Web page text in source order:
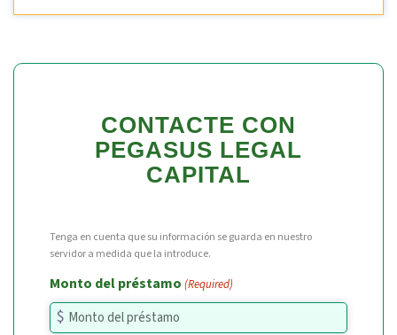
CONTACTE CON
PEGASUS LEGAL
CAPITAL
Tenga en cuenta que su información se guarda en nuestro
servidor a medida que la introduce.
Monto del préstamo (Required)